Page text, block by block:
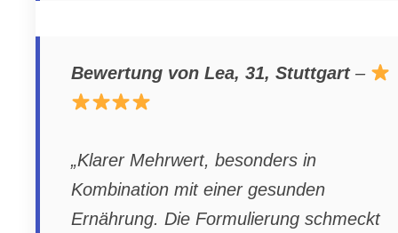
Bewertung von Lea, 31, Stuttgart–
„Klarer Mehrwert, besonders in
Kombination mit einer gesunden
Ernährung. Die Formulierung schmeckt